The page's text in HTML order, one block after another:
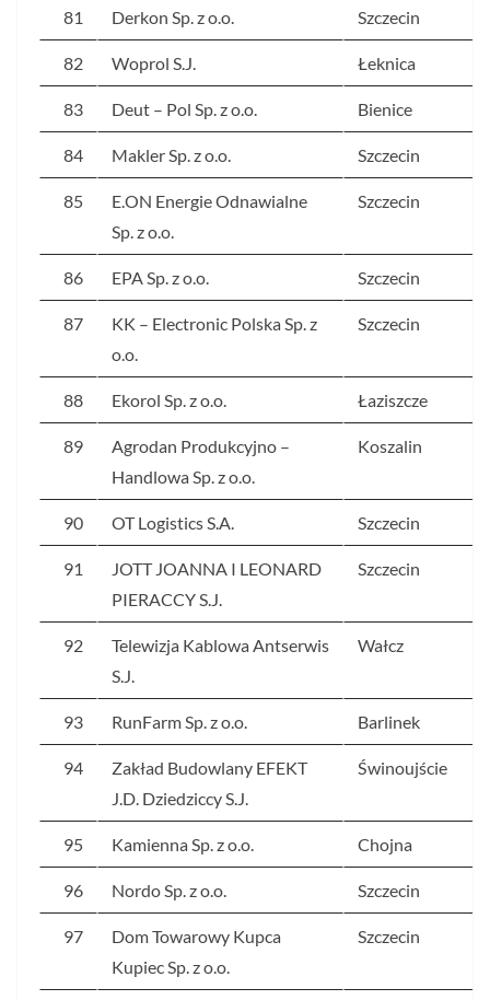
81 Derkon Sp. z o.o. Szczecin
82 Woprol S.J. Łeknica
83 Deut – Pol Sp. z o.o. Bienice
84 Makler Sp. z o.o. Szczecin
85
E.ON Energie Odnawialne
Sp. z o.o.
Szczecin
86 EPA Sp. z o.o. Szczecin
87
KK – Electronic Polska Sp. z
o.o.
Szczecin
88 Ekorol Sp. z o.o. Łaziszcze
89
Agrodan Produkcyjno –
Handlowa Sp. z o.o.
Koszalin
90 OT Logistics S.A. Szczecin
91
JOTT JOANNA I LEONARD
PIERACCY S.J.
Szczecin
92
Telewizja Kablowa Antserwis
S.J.
Wałcz
93 RunFarm Sp. z o.o. Barlinek
94
Zakład Budowlany EFEKT
J.D. Dziedziccy S.J.
Świnoujście
95 Kamienna Sp. z o.o. Chojna
96 Nordo Sp. z o.o. Szczecin
97
Dom Towarowy Kupca
Kupiec Sp. z o.o.
Szczecin